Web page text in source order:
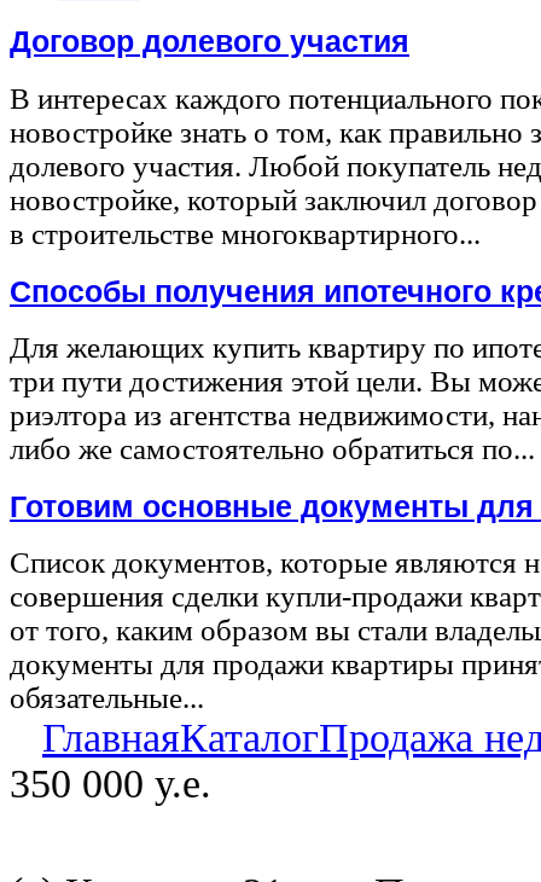
Договор долевого участия
В интересах каждого потенциального
новостройке знать о том, как правильно
долевого участия. Любой покупатель
новостройке, который заключил
в строительстве многоквартирного...
Способы получения ипотечного
Для желающих купить квартиру по
три пути достижения этой цели. Вы
риэлтора из агентства недвижимости,
либо же самостоятельно обратиться по...
Готовим основные документы
Список документов, которые являются
совершения сделки купли-продажи
от того, каким образом вы стали
документы для продажи квартиры
обязательные...
ГлавнаяКаталогПродажа
350 000 у.е.